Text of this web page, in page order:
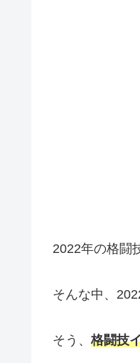
2022年の格闘
そんな中、
そう、格闘技